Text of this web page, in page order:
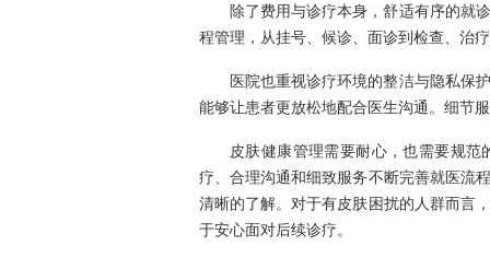
除了费用与诊疗本身，舒适有序的就
程管理，从挂号、候诊、面诊到检查、治
医院也重视诊疗环境的整洁与隐私保
能够让患者更放松地配合医生沟通。细节
皮肤健康管理需要耐心，也需要规
疗、合理沟通和细致服务不断完善就医流
清晰的了解。对于有皮肤困扰的人群而言
于安心面对后续诊疗。